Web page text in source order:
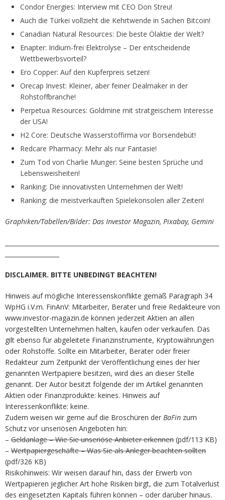
Condor Energies: Interview mit CEO Don Streu!
Auch die Türkei vollzieht die Kehrtwende in Sachen Bitcoin!
Canadian Natural Resources: Die beste Ölaktie der Welt?
Enapter: Iridium-frei Elektrolyse – Der entscheidende
Wettbewerbsvorteil?
Ero Copper: Auf den Kupferpreis setzen!
Orecap Invest: Kleiner, aber feiner Dealmaker in der
Rohstoffbranche!
Perpetua Resources: Goldmine mit stratgeischem Interesse
der USA!
H2 Core: Deutsche Wasserstoffirma vor Borsendebüt!
Redcare Pharmacy: Mehr als nur Fantasie!
Zum Tod von Charlie Munger: Seine besten Sprüche und
Lebensweisheiten!
Ranking: Die innovativsten Unternehmen der Welt!
Ranking: die meistverkauften Spielekonsolen aller Zeiten!
Graphiken/Tabellen/Bilder: Das Investor Magazin, Pixabay, Gemini
DISCLAIMER. BITTE UNBEDINGT BEACHTEN!
Hinweis auf mögliche Interessenskonflikte gemäß Paragraph 34
WpHG i.V.m. FinAnV: Mitarbeiter, Berater und freie Redakteure von
www.investor-magazin.de können jederzeit Aktien an allen
vorgestellten Unternehmen halten, kaufen oder verkaufen. Das
gilt ebenso für abgeleitete Finanzinstrumente, Kryptowährungen
oder Rohstoffe. Sollte ein Mitarbeiter, Berater oder freier
Redakteur zum Zeitpunkt der Veröffentlichung eines der hier
genannten Wertpapiere besitzen, wird dies an dieser Stelle
genannt. Der Autor besitzt folgende der im Artikel genannten
Aktien oder Finanzprodukte: keines. Hinweis auf
Interessenkonflikte: keine.
Zudem weisen wir gerne auf die Broschüren der BaFin zum
Schutz vor unseriösen Angeboten hin:
– Geldanlage – Wie Sie unseriöse Anbieter erkennen (pdf/113 KB)
– Wertpapiergeschäfte – Was Sie als Anleger beachten sollten
(pdf/326 KB)
Risikohinweis: Wir weisen darauf hin, dass der Erwerb von
Wertpapieren jeglicher Art hohe Risiken birgt, die zum Totalverlust
des eingesetzten Kapitals führen können – oder darüber hinaus.